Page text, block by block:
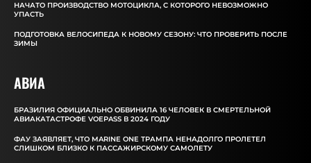
НАЧАТО ПРОИЗВОДСТВО МОТОЦИКЛА, С КОТОРОГО НЕВОЗМОЖНО
УПАСТЬ
ПОДГОТОВКА ВЕЛОСИПЕДА К НОВОМУ СЕЗОНУ: ЧТО ПРОВЕРИТЬ ПОСЛЕ
ЗИМЫ
АВИА
БРАЗИЛИЯ ОФИЦИАЛЬНО ОБВИНИЛА 16 ЧЕЛОВЕК В СМЕРТЕЛЬНОЙ
АВИАКАТАСТРОФЕ VOEPASS В 2024 ГОДУ
ФАУ ЗАЯВЛЯЕТ, ЧТО MARINE ONE ТРАМПА НЕНАДОЛГО ПРОЛЕТЕЛ
СЛИШКОМ БЛИЗКО К ПАССАЖИРСКОМУ САМОЛЕТУ